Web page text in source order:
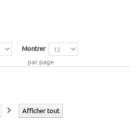
Montrer
par page
Afficher tout